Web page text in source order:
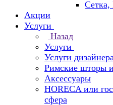
Акции
Услуги
Назад
Услуги
Услуги
Римские шторы
Аксессуары
HORECA или
сфера